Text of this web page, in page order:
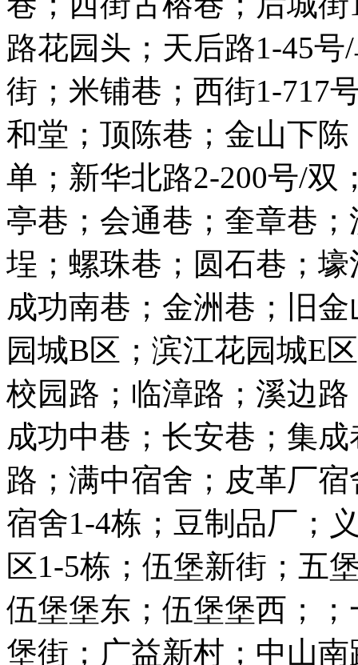
路花园头；天后路1-45
街；米铺巷；西街1-717
和堂；顶陈巷；金山下
单；新华北路2-200号/双
亭巷；会通巷；奎章巷
埕；螺珠巷；圆石巷；
成功南巷；金洲巷；旧
园城B区；滨江花园城E
校园路；临漳路；溪边
成功中巷；长安巷；集
路；满中宿舍；皮革厂
宿舍1-4栋；豆制品厂；
区1-5栋；伍堡新街；五
伍堡堡东；伍堡堡西；
堡街；广益新村；中山